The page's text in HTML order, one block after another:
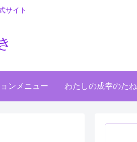
サイト
ンメニュー わたしの成幸のたね